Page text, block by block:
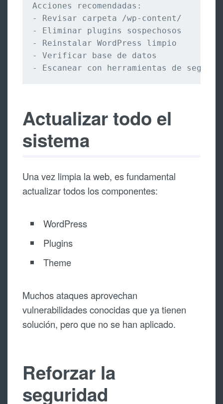
Acciones recomendadas:
- Revisar carpeta /wp-content/
- Eliminar plugins sospechosos
- Reinstalar WordPress limpio
- Verificar base de datos
- Escanear con herramientas de
Actualizar todo el
sistema
Una vez limpia la web, es fundamental
actualizar todos los componentes:
WordPress
Plugins
Theme
Muchos ataques aprovechan
vulnerabilidades conocidas que ya tienen
solución, pero que no se han aplicado.
Reforzar la
seguridad